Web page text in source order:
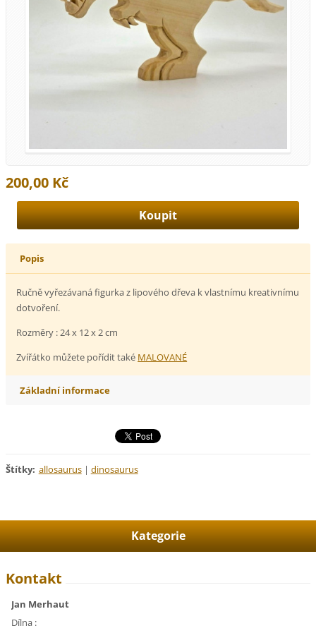
200,00 Kč
Popis
Ručně vyřezávaná figurka z lipového dřeva k vlastnímu kreativnímu
dotvoření.
Rozměry : 24 x 12 x 2 cm
Zvířátko můžete pořídit také MALOVANÉ
Základní informace
Štítky: allosaurus | dinosaurus
Kategorie
Kontakt
Jan Merhaut
Dílna :